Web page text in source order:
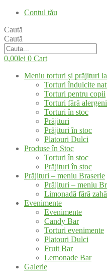
Contul tău
Caută
Caută
0,00lei 0 Cart
Meniu torturi și prăjituri
Torturi îndulcite
Torturi pentru copii
Torturi fără alergeni
Torturi în stoc
Prăjituri
Prăjituri în stoc
Platouri Dulci
Produse în Stoc
Torturi în stoc
Prăjituri în stoc
Prăjituri – meniu Braserie
Prăjituri – meniu
Limonadă fără
Evenimente
Evenimente
Candy Bar
Torturi evenimente
Platouri Dulci
Fruit Bar
Lemonade Bar
Galerie